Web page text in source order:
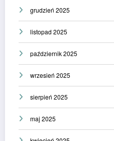
grudzień 2025
listopad 2025
październik 2025
wrzesień 2025
sierpień 2025
maj 2025